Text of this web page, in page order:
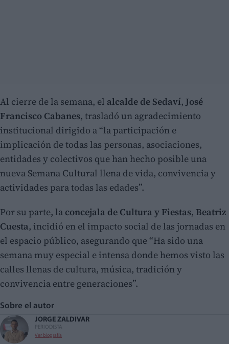
Al cierre de la semana, el alcalde de Sedaví, José
Francisco Cabanes, trasladó un agradecimiento
institucional dirigido a “la participación e
implicación de todas las personas, asociaciones,
entidades y colectivos que han hecho posible una
nueva Semana Cultural llena de vida, convivencia y
actividades para todas las edades”.
Por su parte, la concejala de Cultura y Fiestas, Beatriz
Cuesta, incidió en el impacto social de las jornadas en
el espacio público, asegurando que “Ha sido una
semana muy especial e intensa donde hemos visto las
calles llenas de cultura, música, tradición y
convivencia entre generaciones”.
Sobre el autor
JORGE ZALDIVAR
PERIODISTA
Ver biografía